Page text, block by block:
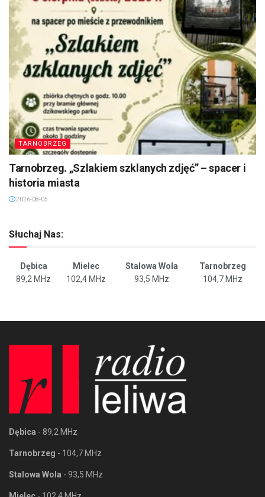
TARNOBRZEG
Tarnobrzeg. „Szlakiem szklanych zdjęć” – spacer i
historia miasta
2026-08-05
Słuchaj Nas:
Dębica Mielec Stalowa Wola
Tarnobrzeg
89,2 MHz
102,4 MHz 93,5 MHz 104,7 MHz
Dębica - 89,2 MHz
Tarnobrzeg - 104,7 MHz
Stalowa Wola - 93,5 MHz